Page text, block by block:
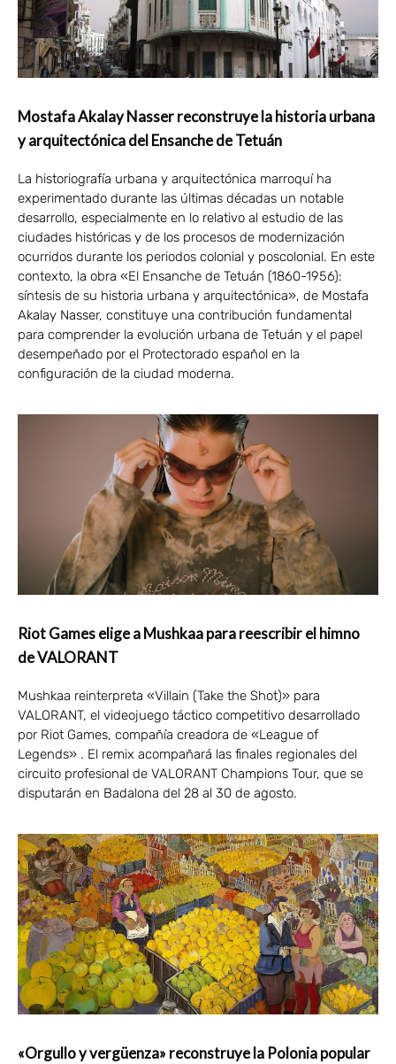
Mostafa Akalay Nasser reconstruye la historia urbana
y arquitectónica del Ensanche de Tetuán
La historiografía urbana y arquitectónica marroquí ha
experimentado durante las últimas décadas un notable
desarrollo, especialmente en lo relativo al estudio de las
ciudades históricas y de los procesos de modernización
ocurridos durante los periodos colonial y poscolonial. En este
contexto, la obra «El Ensanche de Tetuán (1860-1956):
síntesis de su historia urbana y arquitectónica», de Mostafa
Akalay Nasser, constituye una contribución fundamental
para comprender la evolución urbana de Tetuán y el papel
desempeñado por el Protectorado español en la
configuración de la ciudad moderna.
Riot Games elige a Mushkaa para reescribir el himno
de VALORANT
Mushkaa reinterpreta «Villain (Take the Shot)» para
VALORANT, el videojuego táctico competitivo desarrollado
por Riot Games, compañía creadora de «League of
Legends» . El remix acompañará las finales regionales del
circuito profesional de VALORANT Champions Tour, que se
disputarán en Badalona del 28 al 30 de agosto.
«Orgullo y vergüenza» reconstruye la Polonia popular